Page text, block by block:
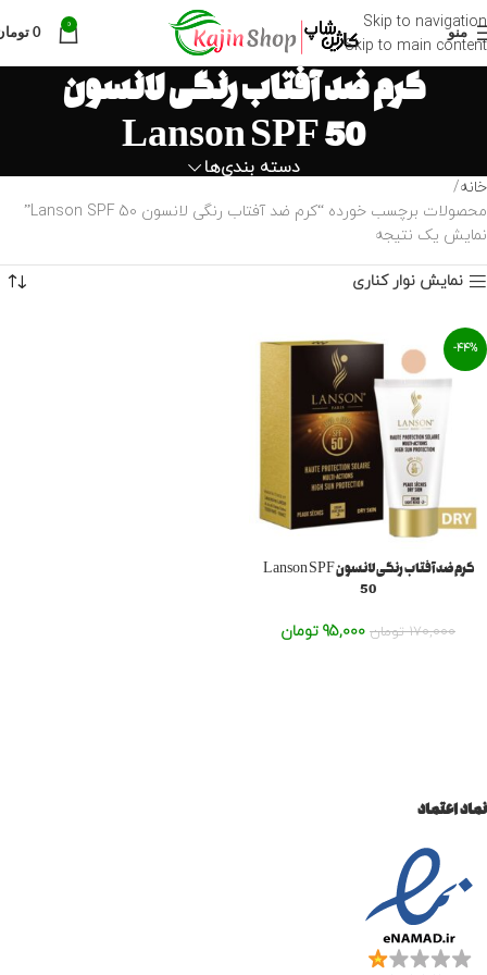
Skip to navigation
Skip to main content
منو
0
0
کرم ضد آفتاب رنگی لانسون
Lanson SPF 50
دسته بندی‌ها
خانه
محصولات برچسب خورده “کرم ضد آفتاب رنگی لانسون Lanson SPF 50”
نمایش یک نتیجه
نمایش نوار کناری
-44%
کرم ضد آفتاب رنگی لانسون Lanson SPF
50
170,000 تومان 95,000 تومان
نماد اعتماد